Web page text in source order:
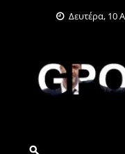
Δευτέρα, 10
G-